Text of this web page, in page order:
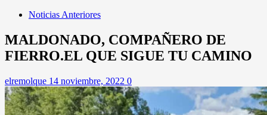
Noticias Anteriores
MALDONADO, COMPAÑERO DE
FIERRO.EL QUE SIGUE TU CAMINO
elremolque 14 noviembre, 2022 0